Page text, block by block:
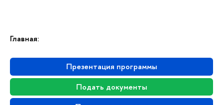
Главная:
Презентация программы
Подать документы